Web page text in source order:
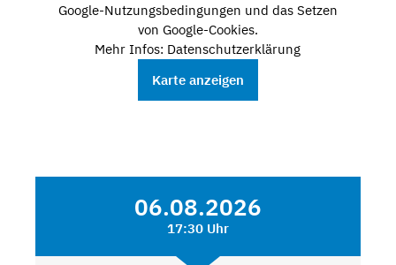
Google-Nutzungsbedingungen und das Setzen
von Google-Cookies.
Mehr Infos: Datenschutzerklärung
Karte anzeigen
06.08.2026
17:30 Uhr